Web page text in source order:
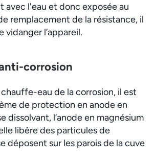
avec l'eau et donc exposée au
remplacement de la résistance, il
vidanger l’appareil.
corrosion
eau de la corrosion, il est
de protection en anode en
dissolvant, l’anode en magnésium
libère des particules de
déposent sur les parois de la cuve